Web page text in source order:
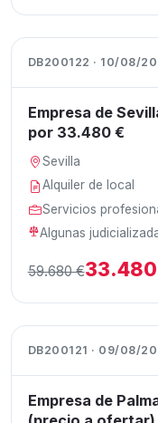
DB200122 · 10/08/
Empresa de
por 33.480 €
Sevilla
Alquiler de local
Servicios
Algunas
59.680 €
DB200121 · 09/08/
Empresa de